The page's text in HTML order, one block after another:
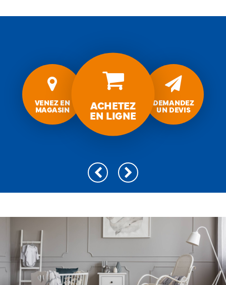
Venez
en
magasin
VENEZ EN
MAGASIN
Accessoires
lambris/moulures
ACHETEZ
EN LIGNE
Demandez
un
devis
DEMANDEZ
UN DEVIS